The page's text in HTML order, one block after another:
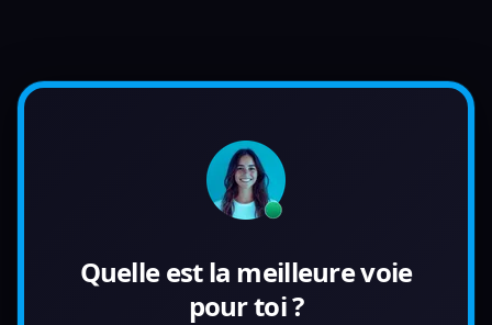
Quelle est la meilleure voie
pour toi ?